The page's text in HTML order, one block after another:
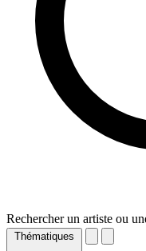
Rechercher un artiste ou
Thématiques